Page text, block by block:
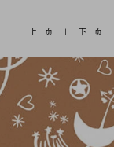
上一页 | 下一页